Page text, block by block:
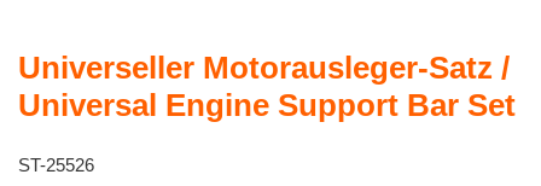
Universeller Motorausleger‑Satz /
Universal Engine Support Bar Set
ST-25526